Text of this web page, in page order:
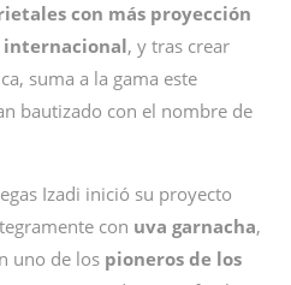
con más proyección
internacional, y tras crear
suma a la gama este
bautizado con el nombre de
Izadi inició su proyecto
con uva garnacha,
uno de los pioneros de los